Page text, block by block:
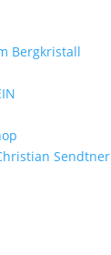
Bergkristall
Sendtner